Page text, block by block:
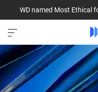
WD named Most Ethical